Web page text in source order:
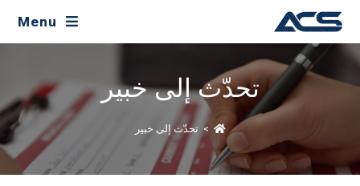
Menu
تحدّث إلى خبير
> تحدّث إلى خبير